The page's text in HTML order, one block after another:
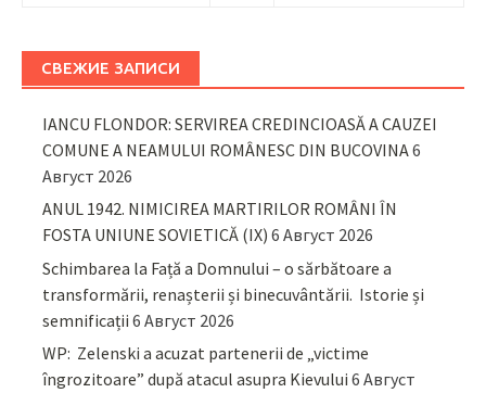
СВЕЖИЕ ЗАПИСИ
IANCU FLONDOR: SERVIREA CREDINCIOASĂ A CAUZEI
COMUNE A NEAMULUI ROMÂNESC DIN BUCOVINA6
Август 2026
ANUL 1942. NIMICIREA MARTIRILOR ROMÂNI ÎN
FOSTA UNIUNE SOVIETICĂ (IX) 6 Август 2026
Schimbarea la Față a Domnului – o sărbătoare a
transformării, renașterii și binecuvântării. Istorie și
semnificații 6 Август 2026
WP: Zelenski a acuzat partenerii de „victime
îngrozitoare” după atacul asupra Kievului 6 Август